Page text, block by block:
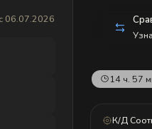
06.07.2026
14 ч. 57
К/Д